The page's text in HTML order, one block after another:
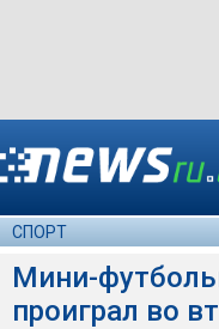
СПОРТ
Мини-
проиграл во